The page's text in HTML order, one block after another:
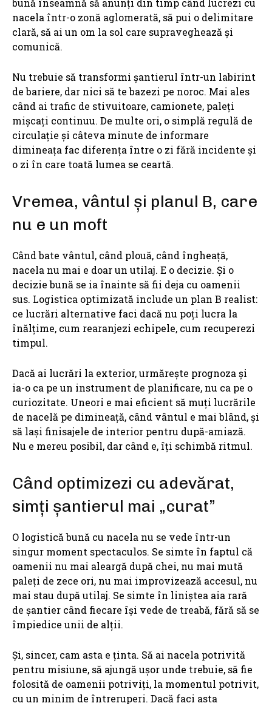
bună înseamnă să anunți din timp când lucrezi cu
nacela într-o zonă aglomerată, să pui o delimitare
clară, să ai un om la sol care supraveghează și
comunică.
Nu trebuie să transformi șantierul într-un labirint
de bariere, dar nici să te bazezi pe noroc. Mai ales
când ai trafic de stivuitoare, camionete, paleți
mișcați continuu. De multe ori, o simplă regulă de
circulație și câteva minute de informare
dimineața fac diferența între o zi fără incidente și
o zi în care toată lumea se ceartă.
Vremea, vântul și planul B, care
nu e un moft
Când bate vântul, când plouă, când îngheață,
nacela nu mai e doar un utilaj. E o decizie. Și o
decizie bună se ia înainte să fii deja cu oamenii
sus. Logistica optimizată include un plan B realist:
ce lucrări alternative faci dacă nu poți lucra la
înălțime, cum rearanjezi echipele, cum recuperezi
timpul.
Dacă ai lucrări la exterior, urmărește prognoza și
ia-o ca pe un instrument de planificare, nu ca pe o
curiozitate. Uneori e mai eficient să muți lucrările
de nacelă pe dimineață, când vântul e mai blând, și
să lași finisajele de interior pentru după-amiază.
Nu e mereu posibil, dar când e, îți schimbă ritmul.
Când optimizezi cu adevărat,
simți șantierul mai „curat”
O logistică bună cu nacela nu se vede într-un
singur moment spectaculos. Se simte în faptul că
oamenii nu mai aleargă după chei, nu mai mută
paleți de zece ori, nu mai improvizează accesul, nu
mai stau după utilaj. Se simte în liniștea aia rară
de șantier când fiecare își vede de treabă, fără să se
împiedice unii de alții.
Și, sincer, cam asta e ținta. Să ai nacela potrivită
pentru misiune, să ajungă ușor unde trebuie, să fie
folosită de oamenii potriviți, la momentul potrivit,
cu un minim de întreruperi. Dacă faci asta